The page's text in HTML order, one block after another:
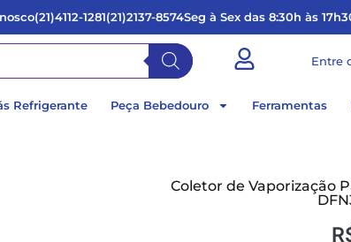
(21)4112-1281(21)2137-8574Seg à Sex das 8:30h às
Entre
Refrigerante Peça Bebedouro Ferramentas
Coletor de Vaporização